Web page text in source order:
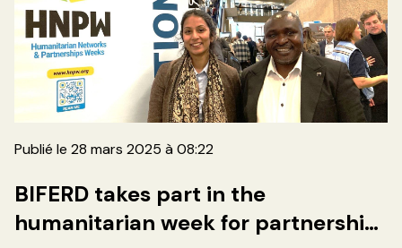
Publié le 28 mars 2025 à 08:22
BIFERD takes part in the
humanitarian week for partnership